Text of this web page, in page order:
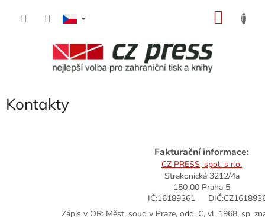
Kontakty
Fakturační informace:
CZ PRESS, spol. s r.o.
Strakonická 3212/4a
150 00 Praha 5
IČ:16189361
Zápis v OR: Měst. soud v Praze, odd. C, vl. 1968, sp.